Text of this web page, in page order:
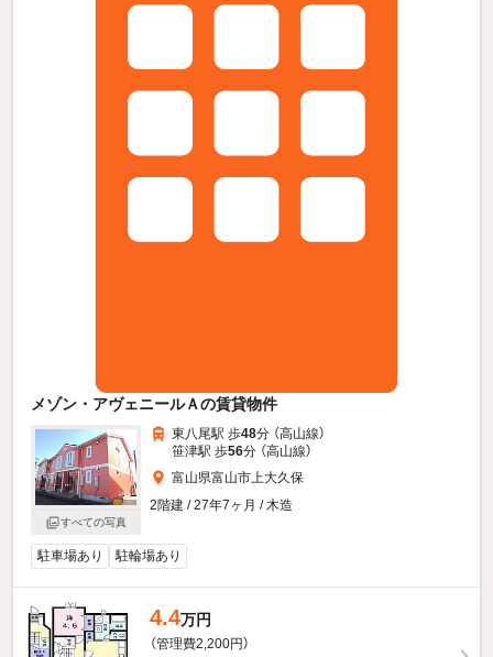
メゾン・アヴェニールＡの賃貸物件
すべての写真
東八尾駅 歩48分 （高山線）
笹津駅 歩56分 （高山線）
富山県富山市上大久保
2階建 / 27年7ヶ月 / 木造
駐車場あり 駐輪場あり
4.4万円
（管理費2,200円）